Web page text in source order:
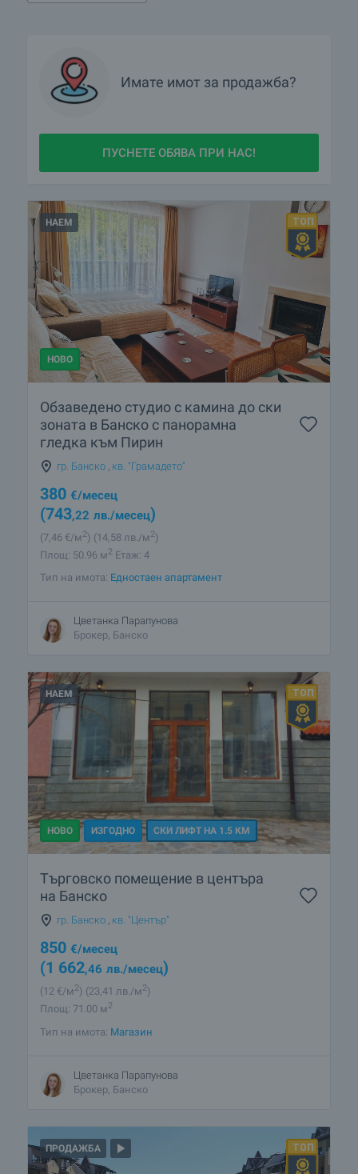
Имате имот за продажба?
ПУСНЕТЕ ОБЯВА ПРИ НАС!
НАЕМ
НОВО
Обзаведено студио с камина до ски
зоната в Банско с панорамна
гледка към Пирин
гр. Банско кв. "Грамадето"
380 €/месец
(743,22 лв./месец)
(7 ,46 €/м2) (14 ,58 лв./м2)
Площ: 50.96 м2 Етаж: 4
Тип на имота: Едностаен апартамент
Цветанка Парапунова
Брокер, Банско
НАЕМ
НОВО ИЗГОДНО СКИ ЛИФТ НА 1.5 КМ
Търговско помещение в центъра
на Банско
гр. Банско кв. "Център"
850 €/месец
(1 662,46 лв./месец)
(12 €/м2) (23,41 лв./м2)
Площ: 71.00 м2
Тип на имота: Магазин
Цветанка Парапунова
Брокер, Банско
ПРОДАЖБА